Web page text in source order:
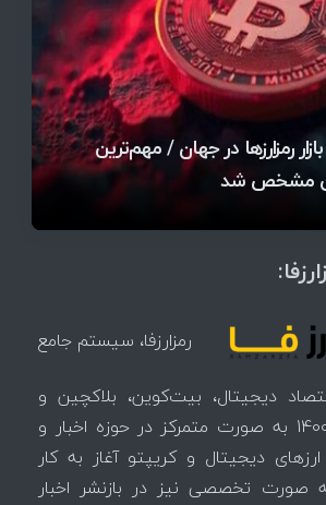
در اقتصاد دیجیتال اهمیت دارد؟
رمزارزها در جهان / مهم‌ترین
مشخص شد
رمزارزها / بیت‌کوین سبز شد
قیمت تتر، بیت‌کوین و اتریوم امروز دوشنبه ۵ مرداد
این مرز را از دست بدهد، همه‌چیز
رقابت پنهان دولت‌ها بر سر بیت‌کوین/ ۱۰ کشور برتر
رمزارزها / بیت‌کوین وارد فاز تازه شد
ارز دیجیتال؛ شکایت میلیاردی روی
و خطر فروش اجباری میلیاردها
رمزارزفا، سیستم جامع
دیجیتال، بیت‌کوین، بلاکچین و
رمزارزها، از سال 1400 به صورت متمرکز در حوزه اخبار و
دیجیتال و کریپتو آغاز به کار
تخصصی نیز در بازنشر اخبار